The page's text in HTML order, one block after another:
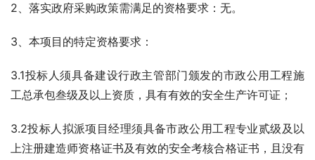
2、落实政府采购政策需满足的资格要求：无。
3、本项目的特定资格要求：
3.1投标人须具备建设行政主管部门颁发的市政公用工程施
工总承包叁级及以上资质，具有有效的安全生产许可证；
3.2投标人拟派项目经理须具备市政公用工程专业贰级及以
上注册建造师资格证书及有效的安全考核合格证书，且没有